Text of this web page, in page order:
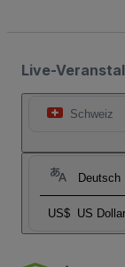
Live-
Schweiz
Deutsch
US$ US Dollar